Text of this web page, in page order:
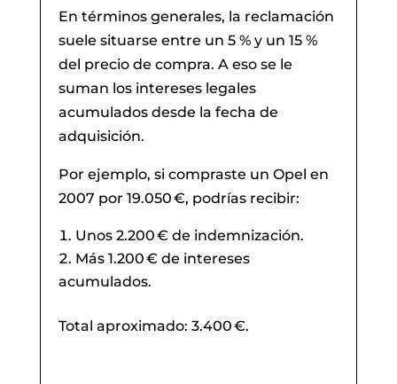
En términos generales, la reclamación
suele situarse entre un 5 % y un 15 %
del precio de compra. A eso se le
suman los intereses legales
acumulados desde la fecha de
adquisición.
Por ejemplo, si compraste un Opel en
2007 por 19.050 €, podrías recibir:
Unos 2.200 € de indemnización.
Más 1.200 € de intereses
acumulados.
Total aproximado: 3.400 €.